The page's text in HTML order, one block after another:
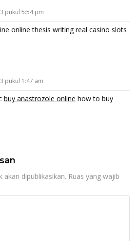
pukul 5:54 pm
online thesis writingreal casino slots
pukul 1:47 am
buy anastrozole online how to buy
akan dipublikasikan. Ruas yang wajib